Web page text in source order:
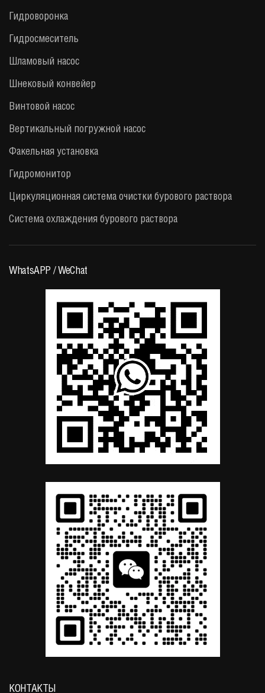
Гидроворонка
Гидросмеситель
Шламовый насос
Шнековый конвейер
Винтовой насос
Вертикальный погружной насос
Факельная установка
Гидромонитор
Циркуляционная система очистки бурового раствора
Система охлаждения бурового раствора
WhatsAPP / WeChat
КОНТАКТЫ